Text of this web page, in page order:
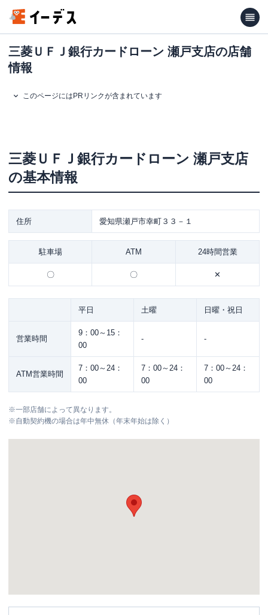
三菱ＵＦＪ銀行カードローン 瀬戸支店の店舗
情報
このページにはPRリンクが含まれています
三菱ＵＦＪ銀行カードローン 瀬戸支店
の基本情報
住所 愛知県瀬戸市幸町３３－１
駐車場 ATM 24時間営業
〇 〇 ✕
平日 土曜 日曜・祝日
営業時間
9：00～15：
00
- -
ATM営業時間
7：00～24：
00
7：00～24：
00
7：00～24：
00
※一部店舗によって異なります。
※自動契約機の場合は年中無休（年末年始は除く）